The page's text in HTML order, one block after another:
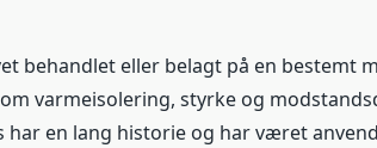
behandlet eller belagt på en bestemt
varmeisolering, styrke og
har en lang historie og har været